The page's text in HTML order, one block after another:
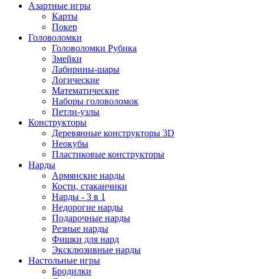
Азартные игры
Карты
Покер
Головоломки
Головоломки Рубика
Змейки
Лабирины-шары
Логические
Математические
Наборы головоломок
Петли-узлы
Конструкторы
Деревянные конструкторы 3D
Неокубы
Пластиковые конструкторы
Нарды
Армянские нарды
Кости, стаканчики
Нарды - 3 в 1
Недорогие нарды
Подарочные нарды
Резные нарды
Фишки для нард
Эксклюзивные нарды
Настольные игры
Бродилки